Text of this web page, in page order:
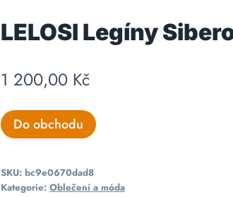
LELOSI Legíny
1 200,00 Kč
Do obchodu
SKU: bc9e0670dad8
Kategorie: Oblečení a móda